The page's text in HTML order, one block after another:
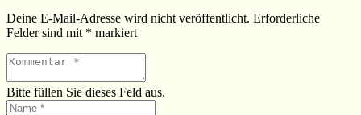
Deine E-Mail-Adresse wird nicht veröffentlicht. Erforderliche
Felder sind mit * markiert
Bitte füllen Sie dieses Feld aus.